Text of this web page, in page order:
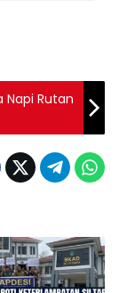
Napi Rutan